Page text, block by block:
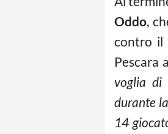
Oddo,
contro il
Pescara
voglia di
durante
14